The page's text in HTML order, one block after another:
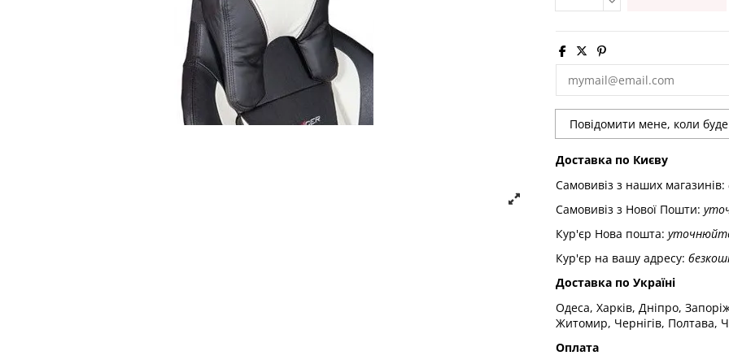
Доставка по Києву
Самовивіз з наших магазинів:
Самовивіз з Нової Пошти:
Кур'єр Нова пошта:
Кур'єр на вашу адресу:
Доставка по Україні
Одеса, Харків, Дніпро,
Житомир, Чернігів, Полтава,
Оплата